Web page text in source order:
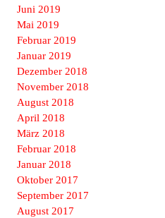
Juni 2019
Mai 2019
Februar 2019
Januar 2019
Dezember 2018
November 2018
August 2018
April 2018
März 2018
Februar 2018
Januar 2018
Oktober 2017
September 2017
August 2017